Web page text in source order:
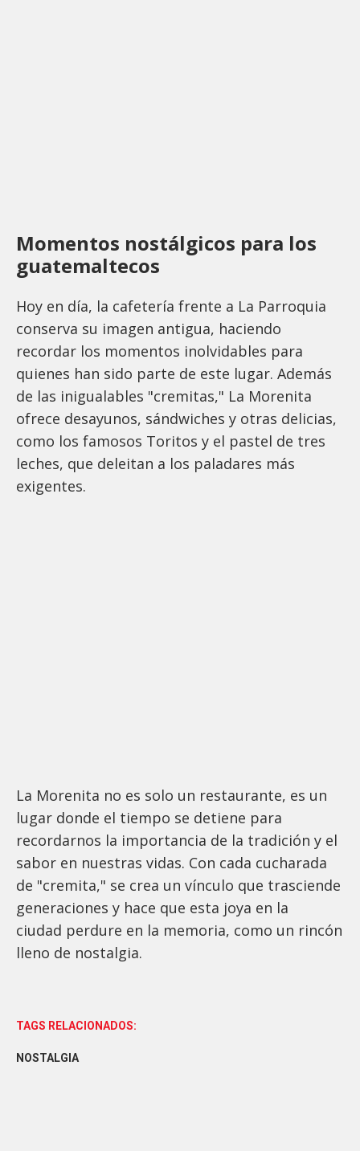
Momentos nostálgicos para los
guatemaltecos
Hoy en día, la cafetería frente a La Parroquia
conserva su imagen antigua, haciendo
recordar los momentos inolvidables para
quienes han sido parte de este lugar. Además
de las inigualables "cremitas," La Morenita
ofrece desayunos, sándwiches y otras delicias,
como los famosos Toritos y el pastel de tres
leches, que deleitan a los paladares más
exigentes.
La Morenita no es solo un restaurante, es un
lugar donde el tiempo se detiene para
recordarnos la importancia de la tradición y el
sabor en nuestras vidas. Con cada cucharada
de "cremita," se crea un vínculo que trasciende
generaciones y hace que esta joya en la
ciudad perdure en la memoria, como un rincón
lleno de nostalgia.
TAGS RELACIONADOS:
NOSTALGIA